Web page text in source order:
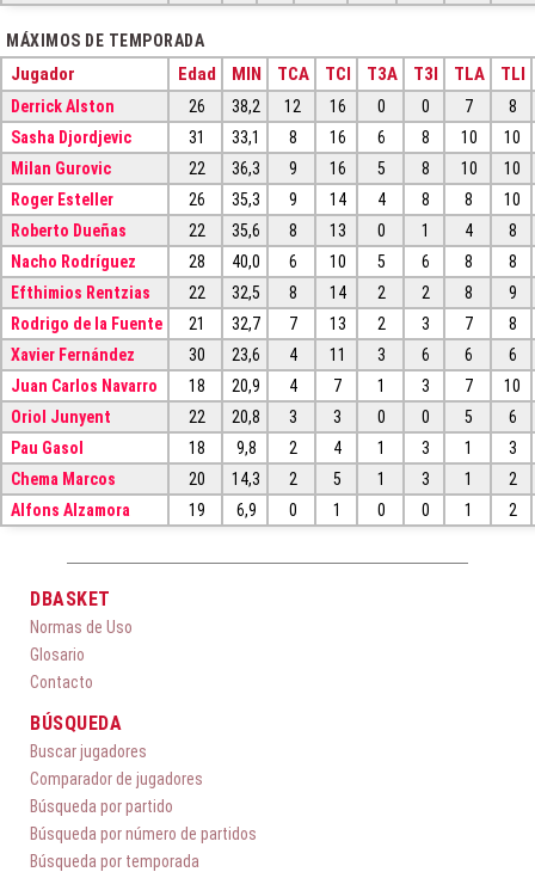
MÁXIMOS DE TEMPORADA
Jugador Edad MIN TCA TCI T3A T3I TLA TLI
Derrick Alston 26 38,2 12 16 0 0 7
8
Sasha Djordjevic
31 33,1 8 16 6 8 10
10
Milan Gurovic
22 36,3 9 16 5 8 10
10
Roger Esteller
26 35,3 9 14 4 8 8
10
Roberto Dueñas
22 35,6 8 13 0 1 4
8
Nacho Rodríguez
28 40,0 6 10 5 6 8
8
Efthimios Rentzias
22 32,5 8 14 2 2 8
9
Rodrigo de la Fuente
21 32,7 7 13 2 3 7
8
Xavier Fernández
30 23,6 4 11 3 6 6
6
Juan Carlos Navarro
18 20,9 4 7 1 3 7
10
Oriol Junyent
22 20,8 3 3 0 0 5
6
Pau Gasol
18 9,8 2 4 1 3 1
3
Chema Marcos
20 14,3 2 5 1 3 1
2
Alfons Alzamora
19 6,9 0 1 0 0 1 2
DBASKET
Normas de Uso
Glosario
Contacto
BÚSQUEDA
Buscar jugadores
Comparador de jugadores
Búsqueda por partido
Búsqueda por número de partidos
Búsqueda por temporada